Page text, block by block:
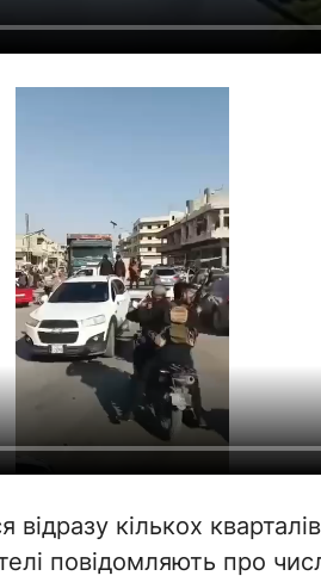
відразу кількох
повідомляють про